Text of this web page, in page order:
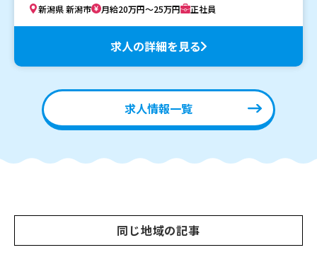
新潟県 新潟市 月給20万円～25万円 正社員
求人の詳細を見る
求人情報一覧
同じ地域の記事